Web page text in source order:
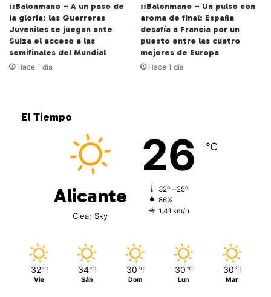
::Balonmano – A un paso de
la gloria: las Guerreras
Juveniles se juegan ante
Suiza el acceso a las
semifinales del Mundial
Hace 1 día
::Balonmano – Un pulso con
aroma de final: España
desafía a Francia por un
puesto entre las cuatro
mejores de Europa
Hace 1 día
El Tiempo
Alicante
Clear Sky
26 ℃
32º - 25º
86%
1.41 km/h
32 ℃
Vie
34 ℃
Sáb
30 ℃
Dom
30 ℃
Lun
30 ℃
Mar